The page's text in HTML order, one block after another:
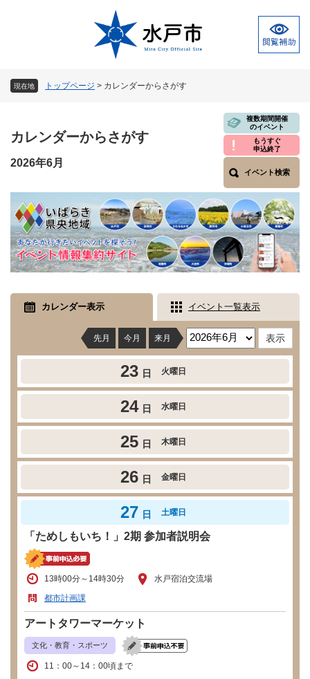
現在地 トップページ > カレンダーからさがす
文
カレンダーからさがす
複数期間開催
のイベント
もうすぐ
申込終了
イベント検索
2026年6月
カレンダー表示 イベント一覧表示
先月 今月 来月
23 日 火曜日
24 日 水曜日
25 日 木曜日
26 日 金曜日
27 日 土曜日
「ためしもいち！」2期 参加者説明会
13時00分～14時30分
水戸宿泊交流場
都市計画課
アートタワーマーケット
文化・教育・スポーツ
11：00～14：00頃まで